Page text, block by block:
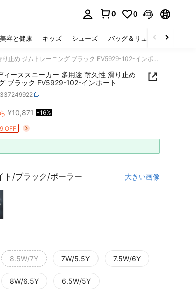
0 0
美容と健康 キッズ シューズ バッグ＆リュック
Nike ナイキ レディーススニーカー 多用途 耐久性 滑り止め ジムトレーニング ブラック FV5929-102-インポート
ーススニーカー 多用途 耐久性 滑り止め
ブラック FV5929-102-インポート
AVAILABILITY
¥10,871 -16%
OFF
ト/ブラック/ポーラー 大きい画像
8.5W/7Y 7W/5.5Y 7.5W/6Y
8W/6.5Y 6.5W/5Y